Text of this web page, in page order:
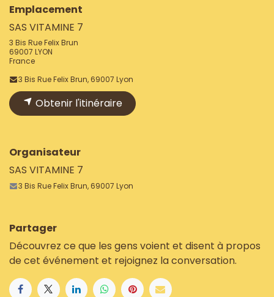
Emplacement
SAS VITAMINE 7
3 Bis Rue Felix Brun
69007 LYON
France
3 Bis Rue Felix Brun, 69007 Lyon
Obtenir l'itinéraire
Organisateur
SAS VITAMINE 7
3 Bis Rue Felix Brun, 69007 Lyon
Partager
Découvrez ce que les gens voient et disent à propos
de cet événement et rejoignez la conversation.